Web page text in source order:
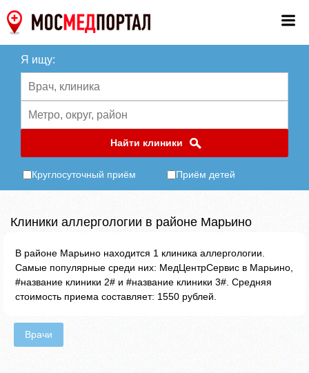
Я ищу:
Найти клиники
Круглосуточный приём Приём детей
Клиники аллергологии в районе Марьино
В районе Марьино находится 1 клиника аллергологии.
Самые популярные среди них: МедЦентрСервис в Марьино,
#название клиники 2# и #название клиники 3#. Средняя
стоимость приема составляет: 1550 рублей.
Врачи